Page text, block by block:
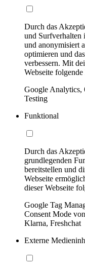
Durch das
und Surfverhalten
und anonymisiert
optimieren und
verbessern. Mit
Webseite
Google Analytics,
Testing
Funktional
Durch das
grundlegenden
bereitstellen und
Webseite
dieser Webseite
Google Tag
Consent Mode
Klarna, Freshchat
Externe